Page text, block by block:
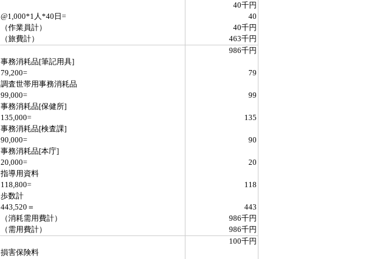
40千円
@1,000*1人*40日=
40
（作業員計）
40千円
（旅費計）
463千円
986千円
事務消耗品[筆記用具]
79,200=
79
調査世帯用事務消耗品
99,000=
99
事務消耗品[保健所]
135,000=
135
事務消耗品[検査課]
90,000=
90
事務消耗品[本庁]
20,000=
20
指導用資料
118,800=
118
歩数計
443,520＝
443
（消耗需用費計）
986千円
（需用費計）
986千円
100千円
損害保険料